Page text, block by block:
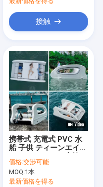
接触
携帯式 充電式 PVC 水
船 子供 ティーンエイジ
屋外
価格:交渉可能
MOQ:1本
最新価格を得る